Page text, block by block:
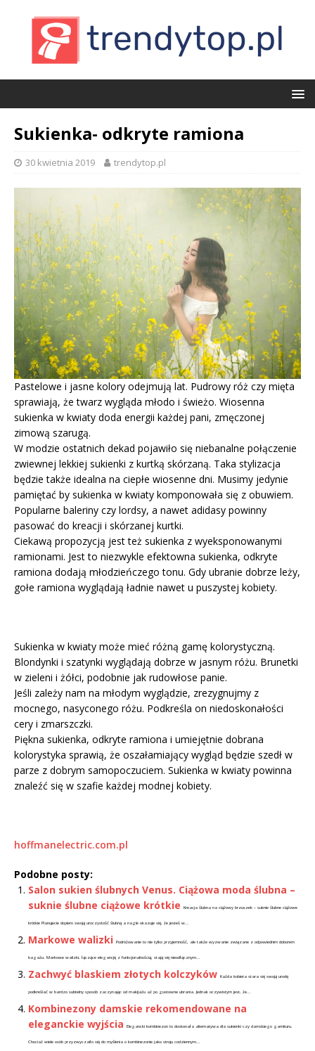
Sukienka- odkryte ramiona
30 kwietnia 2019 trendytop.pl
Pastelowe i jasne kolory odejmują lat. Pudrowy róż czy mięta
sprawiają, że twarz wygląda młodo i świeżo. Wiosenna
sukienka w kwiaty doda energii każdej pani, zmęczonej
zimową szarugą.
W modzie ostatnich dekad pojawiło się niebanalne połączenie
zwiewnej lekkiej sukienki z kurtką skórzaną. Taka stylizacja
będzie także idealna na ciepłe wiosenne dni. Musimy jedynie
pamiętać by sukienka w kwiaty komponowała się z obuwiem.
Popularne baleriny czy lordsy, a nawet adidasy powinny
pasować do kreacji i skórzanej kurtki.
Ciekawą propozycją jest też sukienka z wyeksponowanymi
ramionami. Jest to niezwykle efektowna sukienka, odkryte
ramiona dodają młodzieńczego tonu. Gdy ubranie dobrze leży,
gołe ramiona wyglądają ładnie nawet u puszystej kobiety.
Sukienka w kwiaty może mieć różną gamę kolorystyczną.
Blondynki i szatynki wyglądają dobrze w jasnym różu. Brunetki
w zieleni i żółci, podobnie jak rudowłose panie.
Jeśli zależy nam na młodym wyglądzie, zrezygnujmy z
mocnego, nasyconego różu. Podkreśla on niedoskonałości
cery i zmarszczki.
Piękna sukienka, odkryte ramiona i umiejętnie dobrana
kolorystyka sprawią, że oszałamiający wygląd będzie szedł w
parze z dobrym samopoczuciem. Sukienka w kwiaty powinna
znaleźć się w szafie każdej modnej kobiety.
hoffmanelectric.com.pl
Podobne posty:
Salon sukien ślubnych Venus. Ciążowa moda ślubna –
suknie ślubne ciążowe krótkie
Kreacja ślubna na ciążowy brzuszek – suknie ślubne ciążowe
krótkie Planujecie dopiero swoją uroczystość ślubną a nagle okazuje się, że jesteś w...
Markowe walizki Podróżowanie to nie tylko przyjemność, ale także wyzwanie związane z odpowiednim doborem
bagażu. Markowe walizki, łączące elegancję z funkcjonalnością, stają się nieodłącznym...
Zachwyć blaskiem złotych kolczyków Każda kobieta stara się swoją urodę
podkreślać w bardzo subtelny sposób zaczynając od makijażu aż po gustowne ubrania. Jednak oczywistym jest, że...
Kombinezony damskie rekomendowane na
eleganckie wyjścia
Elegancki kombinezon to doskonała alternatywa dla sukienki czy damskiego garnituru.
Chociaż wiele osób przyzwyczaiło się do myślenia o kombinezonie jako stroju codziennym...